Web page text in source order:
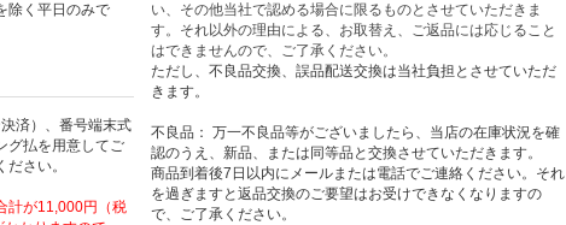
除く平日のみで
済）、番号端末式
グ払を用意してご
さい。
計が11,000円（税
い、その他当社で認める場合に限るものとさせていただきま
す。それ以外の理由による、お取替え、ご返品には応じること
はできませんので、ご了承ください。
ただし、不良品交換、誤品配送交換は当社負担とさせていただ
きます。
不良品： 万一不良品等がございましたら、当店の在庫状況を確
認のうえ、新品、または同等品と交換させていただきます。
商品到着後7日以内にメールまたは電話でご連絡ください。それ
を過ぎますと返品交換のご要望はお受けできなくなりますの
で、ご了承ください。